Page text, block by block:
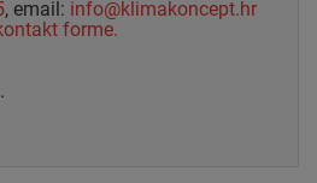
, email: info@klimakoncept.hr
forme.